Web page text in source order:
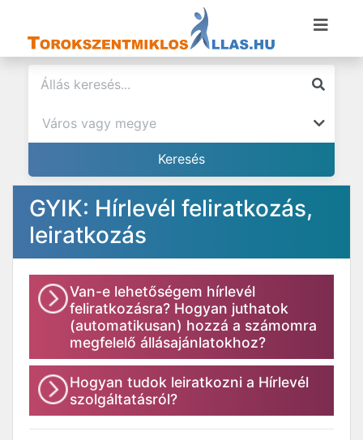
GYIK: Hírlevél feliratkozás,
leiratkozás
Van-e lehetőségem hírlevél
feliratkozásra? Hogyan juthatok
(automatikusan) hozzá a számomra
megfelelő állásajánlatokhoz?
Hogyan tudok leiratkozni a Hírlevél
szolgáltatásról?